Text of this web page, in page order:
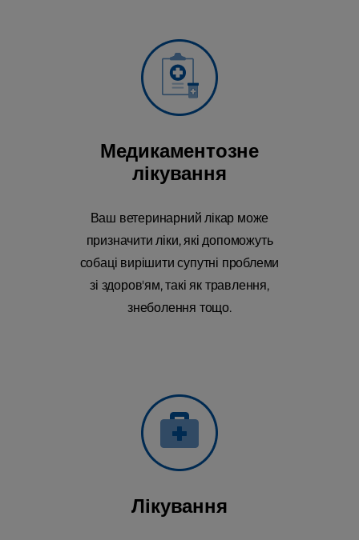
Медикаментозне
лікування
Ваш ветеринарний лікар може
призначити ліки, які допоможуть
собаці вирішити супутні проблеми
зі здоров'ям, такі як травлення,
знеболення тощо.
Лікування